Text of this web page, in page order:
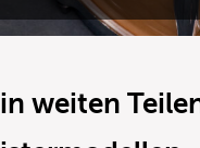
weiten